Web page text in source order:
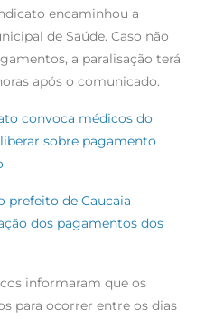
encaminhou a
de Saúde. Caso não
a paralisação terá
após o comunicado.
convoca médicos do
sobre pagamento
prefeito de Caucaia
dos pagamentos dos
informaram que os
para ocorrer entre os dias